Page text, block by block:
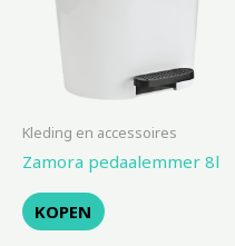
Kleding en accessoires
Zamora pedaalemmer 8l
KOPEN